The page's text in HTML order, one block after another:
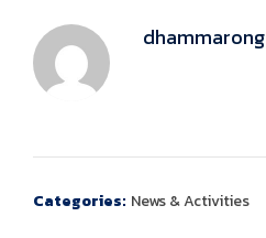
dhammarong
Categories: News & Activities